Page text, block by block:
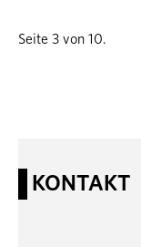
Seite 3 von 10.
KONTAKT